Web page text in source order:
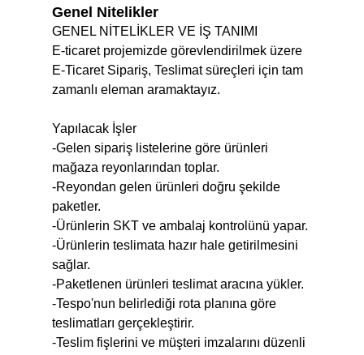
Genel Nitelikler
GENEL NİTELİKLER VE İŞ TANIMI
E-ticaret projemizde görevlendirilmek üzere
E-Ticaret Sipariş, Teslimat süreçleri için tam
zamanlı eleman aramaktayız.
Yapılacak İşler
-Gelen sipariş listelerine göre ürünleri
mağaza reyonlarından toplar.
-Reyondan gelen ürünleri doğru şekilde
paketler.
-Ürünlerin SKT ve ambalaj kontrolünü yapar.
-Ürünlerin teslimata hazır hale getirilmesini
sağlar.
-Paketlenen ürünleri teslimat aracına yükler.
-Tespo'nun belirlediği rota planına göre
teslimatları gerçekleştirir.
-Teslim fişlerini ve müşteri imzalarını düzenli